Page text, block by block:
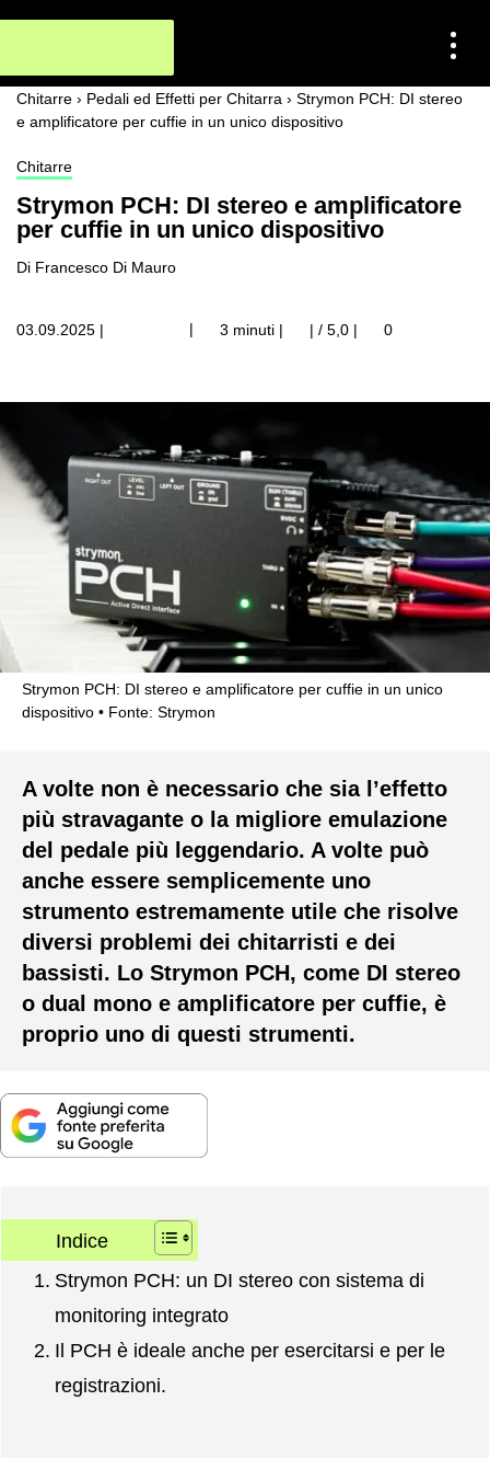
Chitarre › Pedali ed Effetti per Chitarra › Strymon PCH: DI stereo
e amplificatore per cuffie in un unico dispositivo
Chitarre
Strymon PCH: DI stereo e amplificatore
per cuffie in un unico dispositivo
Di Francesco Di Mauro
03.09.2025 | | 3 minuti | | / 5,0 | 0
Strymon PCH: DI stereo e amplificatore per cuffie in un unico
dispositivo
Fonte: Strymon
A volte non è necessario che sia l’effetto
più stravagante o la migliore emulazione
del pedale più leggendario. A volte può
anche essere semplicemente uno
strumento estremamente utile che risolve
diversi problemi dei chitarristi e dei
bassisti. Lo Strymon PCH, come DI stereo
o dual mono e amplificatore per cuffie, è
proprio uno di questi strumenti.
Indice
Strymon PCH: un DI stereo con sistema di
monitoring integrato
Il PCH è ideale anche per esercitarsi e per le
registrazioni.